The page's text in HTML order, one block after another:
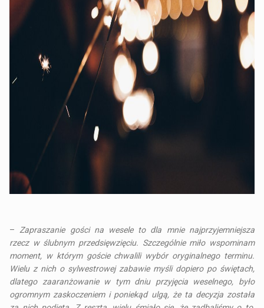
– Zapraszanie gości na wesele to dla mnie najprzyjemniejsza
rzecz w ślubnym przedsięwzięciu. Szczególnie miło wspominam
moment, w którym goście chwalili wybór oryginalnego terminu.
Wielu z nich o sylwestrowej zabawie myśli dopiero po świętach,
dlatego zaaranżowanie w tym dniu przyjęcia weselnego, było
ogromnym zaskoczeniem i poniekąd ulgą, że ta decyzja została